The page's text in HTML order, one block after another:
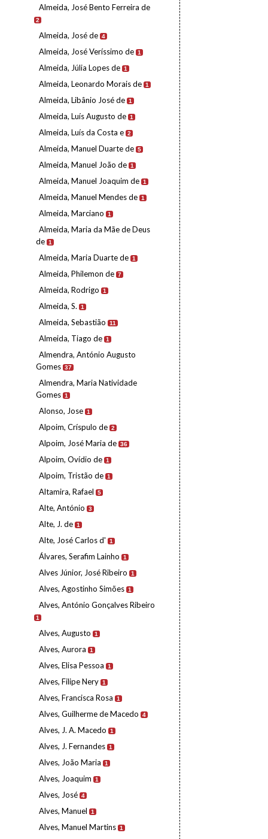
Almeida, José Bento Ferreira de
2
Almeida, José de 4
Almeida, José Veríssimo de 1
Almeida, Júlia Lopes de 1
Almeida, Leonardo Morais de 1
Almeida, Libânio José de 1
Almeida, Luís Augusto de 1
Almeida, Luís da Costa e 2
Almeida, Manuel Duarte de 5
Almeida, Manuel João de 1
Almeida, Manuel Joaquim de 1
Almeida, Manuel Mendes de 1
Almeida, Marciano 1
Almeida, Maria da Mãe de Deus
de 1
Almeida, Maria Duarte de 1
Almeida, Philemon de 7
Almeida, Rodrigo 1
Almeida, S. 1
Almeida, Sebastião 11
Almeida, Tiago de 1
Almendra, António Augusto
Gomes 37
Almendra, Maria Natividade
Gomes 1
Alonso, Jose 1
Alpoim, Críspulo de 2
Alpoim, José Maria de 36
Alpoim, Ovídio de 1
Alpoim, Tristão de 1
Altamira, Rafael 5
Alte, António 3
Alte, J. de 1
Alte, José Carlos d' 1
Álvares, Serafim Lainho 1
Alves Júnior, José Ribeiro 1
Alves, Agostinho Simões 1
Alves, António Gonçalves Ribeiro
1
Alves, Augusto 1
Alves, Aurora 1
Alves, Elisa Pessoa 1
Alves, Filipe Nery 1
Alves, Francisca Rosa 1
Alves, Guilherme de Macedo 4
Alves, J. A. Macedo 1
Alves, J. Fernandes 1
Alves, João Maria 1
Alves, Joaquim 1
Alves, José 4
Alves, Manuel 1
Alves, Manuel Martins 1